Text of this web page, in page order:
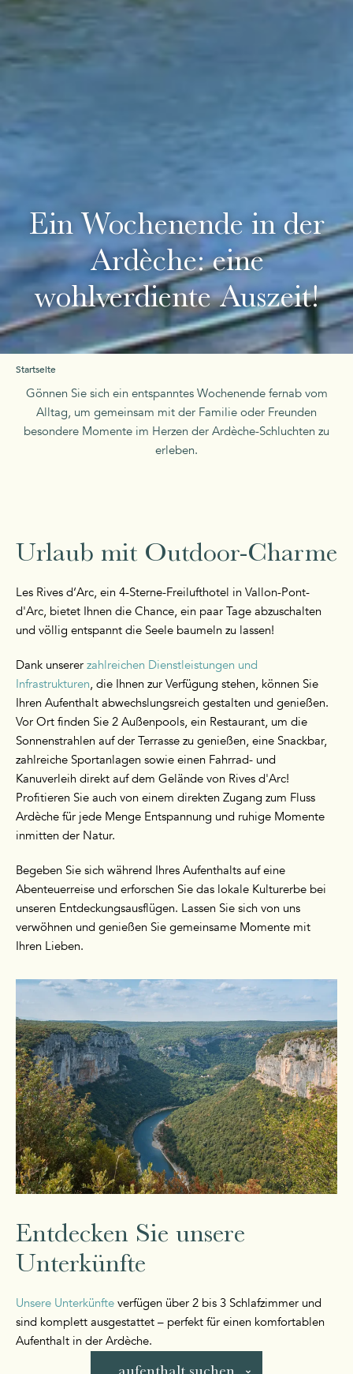
Ein Wochenende in der
Ardèche: eine
wohlverdiente Auszeit!
Startseite
Gönnen Sie sich ein entspanntes Wochenende fernab vom
Alltag, um gemeinsam mit der Familie oder Freunden
besondere Momente im Herzen der Ardèche-Schluchten zu
erleben.
Urlaub mit Outdoor-Charme
Les Rives d‘Arc, ein 4-Sterne-Freilufthotel in Vallon-Pont-
d'Arc, bietet Ihnen die Chance, ein paar Tage abzuschalten
und völlig entspannt die Seele baumeln zu lassen!
Dank unserer zahlreichen Dienstleistungen und
Infrastrukturen, die Ihnen zur Verfügung stehen, können Sie
Ihren Aufenthalt abwechslungsreich gestalten und genießen.
Vor Ort finden Sie 2 Außenpools, ein Restaurant, um die
Sonnenstrahlen auf der Terrasse zu genießen, eine Snackbar,
zahlreiche Sportanlagen sowie einen Fahrrad- und
Kanuverleih direkt auf dem Gelände von Rives d'Arc!
Profitieren Sie auch von einem direkten Zugang zum Fluss
Ardèche für jede Menge Entspannung und ruhige Momente
inmitten der Natur.
Begeben Sie sich während Ihres Aufenthalts auf eine
Abenteuerreise und erforschen Sie das lokale Kulturerbe bei
unseren Entdeckungsausflügen. Lassen Sie sich von uns
verwöhnen und genießen Sie gemeinsame Momente mit
Ihren Lieben.
Entdecken Sie unsere
Unterkünfte
Unsere Unterkünfte verfügen über 2 bis 3 Schlafzimmer und
sind komplett ausgestattet – perfekt für einen komfortablen
Aufenthalt in der Ardèche.